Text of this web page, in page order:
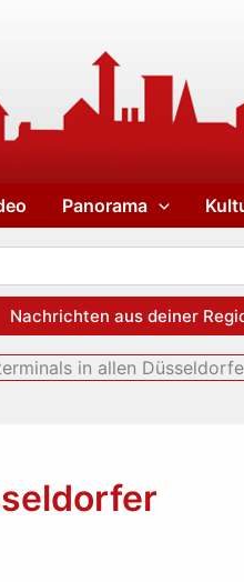
Panorama
Nachrichten aus deiner
in allen